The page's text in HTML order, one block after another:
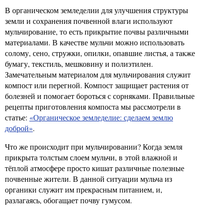
В органическом земледелии для улучшения структуры
земли и сохранения почвенной влаги используют
мульчирование, то есть прикрытие почвы различными
материалами. В качестве мульчи можно использовать
солому, сено, стружки, опилки, опавшие листья, а также
бумагу, текстиль, мешковину и полиэтилен.
Замечательным материалом для мульчирования служит
компост или перегной. Компост защищает растения от
болезней и помогает бороться с сорняками. Правильные
рецепты приготовления компоста мы рассмотрели в
статье: «Органическое земледелие: сделаем землю
доброй».
Что же происходит при мульчировании? Когда земля
прикрыта толстым слоем мульчи, в этой влажной и
тёплой атмосфере просто кишат различные полезные
почвенные жители. В данной ситуации мульча из
органики служит им прекрасным питанием, и,
разлагаясь, обогащает почву гумусом.